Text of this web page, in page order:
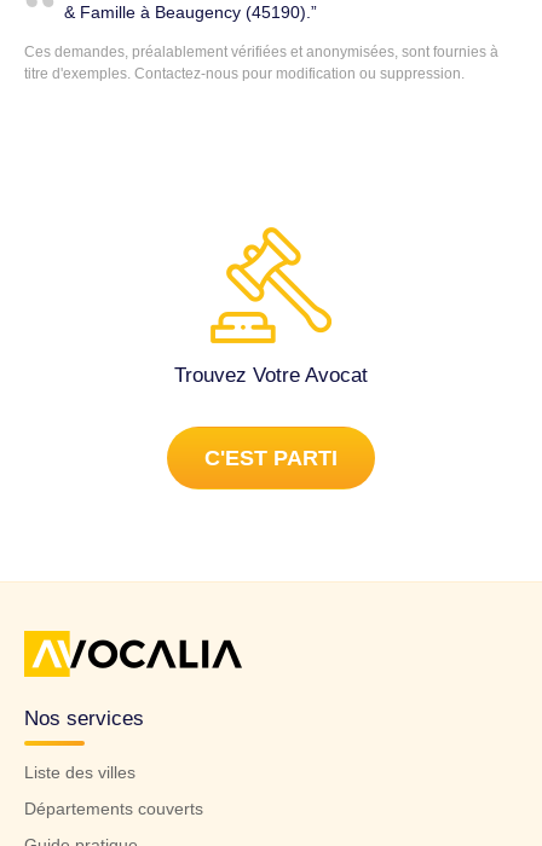
& Famille à Beaugency (45190).
Ces demandes, préalablement vérifiées et anonymisées, sont fournies à
titre d'exemples. Contactez-nous pour modification ou suppression.
Trouvez Votre Avocat
C'EST PARTI
Nos services
Liste des villes
Départements couverts